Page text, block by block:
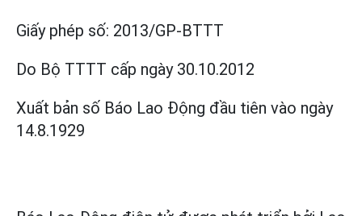
Giấy phép số: 2013/GP-BTTT
Do Bộ TTTT cấp ngày 30.10.2012
Xuất bản số Báo Lao Động đầu tiên vào ngày
14.8.1929